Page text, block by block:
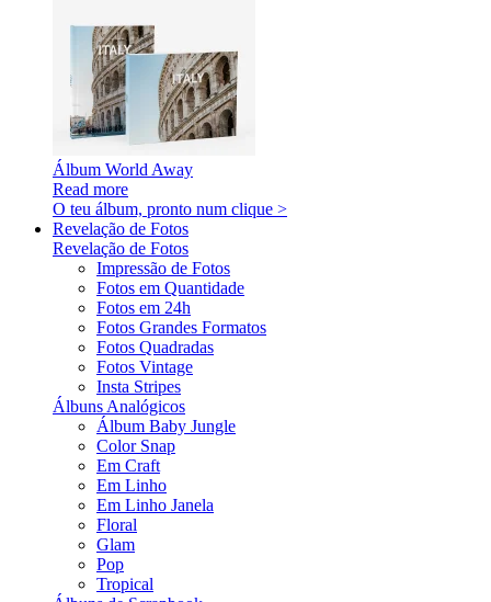
Álbum World Away
Read more
O teu álbum, pronto num clique >
Revelação de Fotos
Revelação de Fotos
Impressão de Fotos
Fotos em Quantidade
Fotos em 24h
Fotos Grandes Formatos
Fotos Quadradas
Fotos Vintage
Insta Stripes
Álbuns Analógicos
Álbum Baby Jungle
Color Snap
Em Craft
Em Linho
Em Linho Janela
Floral
Glam
Pop
Tropical